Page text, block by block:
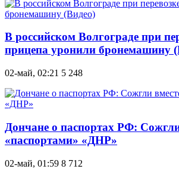
В российском Волгограде при
прицепа уронили бронемашину
02-май, 02:21 5 248
Дончане о паспортах РФ: Сожгли
«паспортами» «ДНР»
02-май, 01:59 8 712